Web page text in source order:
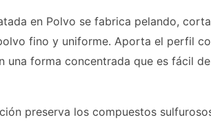
en Polvo se fabrica pelando,
fino y uniforme. Aporta el perfil
una forma concentrada que es fácil
preserva los compuestos